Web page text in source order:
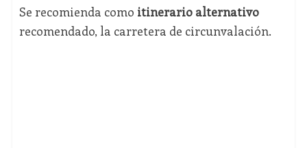
Se recomienda como itinerario alternativo
recomendado, la carretera de circunvalación.